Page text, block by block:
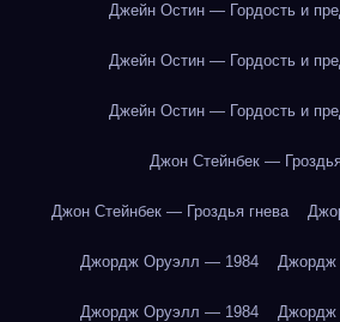
Джейн Остин — Гордость и
Джейн Остин — Гордость и
Джейн Остин — Гордость и
Джон Стейнбек —
Джон Стейнбек — Гроздья гнева
Джордж Оруэлл — 1984 Джордж
Джордж Оруэлл — 1984 Джордж